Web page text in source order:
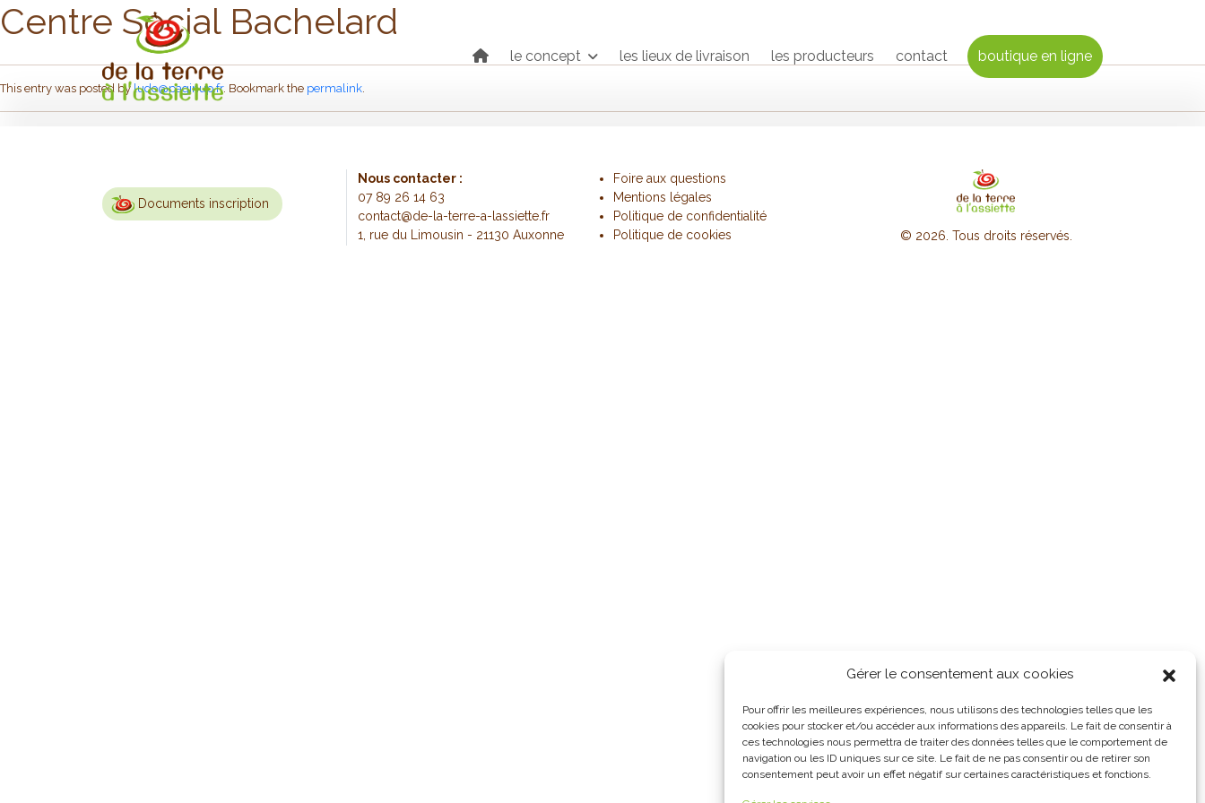
Gérer le consentement aux cookies
Pour offrir les meilleures expériences, nous utilisons des technologies telles que les
cookies pour stocker et/ou accéder aux informations des appareils. Le fait de consentir à
ces technologies nous permettra de traiter des données telles que le comportement de
navigation ou les ID uniques sur ce site. Le fait de ne pas consentir ou de retirer son
consentement peut avoir un effet négatif sur certaines caractéristiques et fonctions.
Skip to main content
le concept les lieux de livraison les producteurs contact boutique en ligne
Centre Social Bachelard
This entry was posted byludo@paginup.fr. Bookmark the permalink.
Documents inscription
Nous contacter :
07 89 26 14 63
contact@de-la-terre-a-lassiette.fr
1, rue du Limousin - 21130 Auxonne
Foire aux questions
Mentions légales
Politique de confidentialité
Politique de cookies
© 2026. Tous droits réservés.